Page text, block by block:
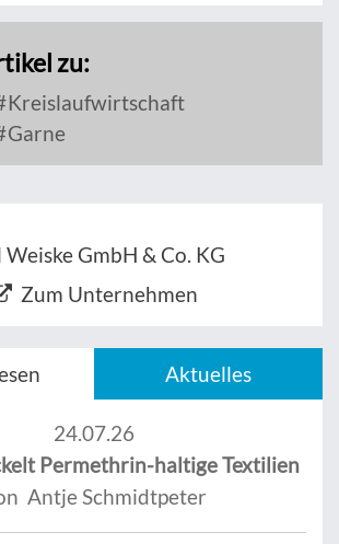
zu:
Kreislaufwirtschaft
Garne
Weiske GmbH & Co. KG
Zum Unternehmen
Aktuelles
24.07.26
Permethrin-haltige Textilien
Antje Schmidtpeter